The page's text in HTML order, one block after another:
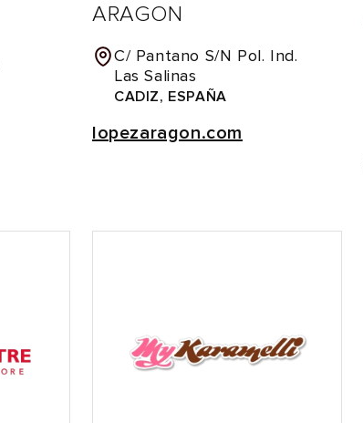
ARAGON
C/ Pantano S/N Pol. Ind.
Las Salinas
CADIZ, ESPAÑA
lopezaragon.com